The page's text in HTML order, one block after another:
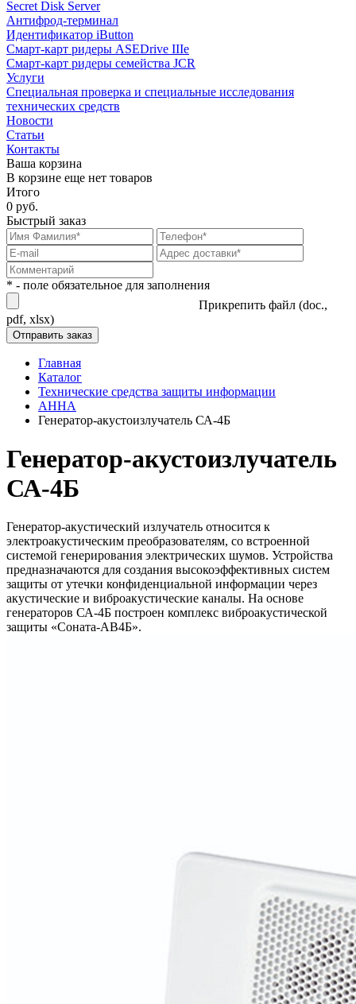
Secret Disk Server
Антифрод-терминал
Идентификатор iButton
Смарт-карт ридеры ASEDrive IIIe
Смарт-карт ридеры семейства JCR
Услуги
Специальная проверка и специальные исследования
технических средств
Новости
Статьи
Контакты
Ваша корзина
В корзине еще нет товаров
Итого
0 руб.
Быстрый заказ
* - поле обязательное для заполнения
Прикрепить файл (doc.,
pdf, xlsx)
Главная
Каталог
Технические средства защиты информации
АННА
Генератор-акустоизлучатель СА-4Б
Генератор-акустоизлучатель
СА-4Б
Генератор-акустический излучатель относится к
электроакустическим преобразователям, со встроенной
системой генерирования электрических шумов. Устройства
предназначаются для создания высокоэффективных систем
защиты от утечки конфиденциальной информации через
акустические и виброакустические каналы. На основе
генераторов СА-4Б построен комплекс виброакустической
защиты «Соната-АВ4Б».